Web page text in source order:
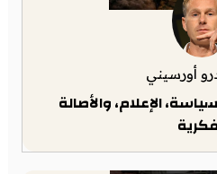
أورسيني
الإعلام، والأصالة